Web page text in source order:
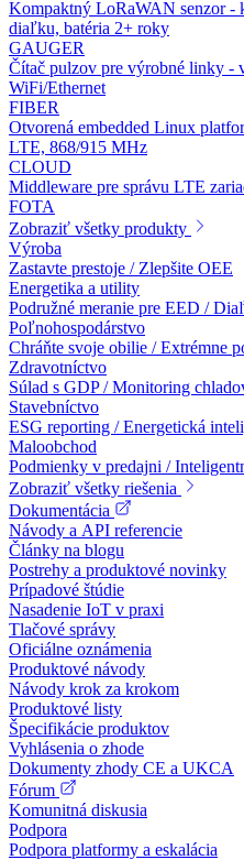
Kompaktný LoRaWAN senzor -
diaľku, batéria 2+ roky
GAUGER
Čítač pulzov pre výrobné linky -
WiFi/Ethernet
FIBER
Otvorená embedded Linux
LTE, 868/915 MHz
CLOUD
Middleware pre správu LTE
FOTA
Zobraziť všetky produkty
Výroba
Zastavte prestoje / Zlepšite OEE
Energetika a utility
Podružné meranie pre EED /
Poľnohospodárstvo
Chráňte svoje obilie / Extrémne
Zdravotníctvo
Súlad s GDP / Monitoring
Stavebníctvo
ESG reporting / Energetická
Maloobchod
Podmienky v predajni /
Zobraziť všetky riešenia
Dokumentácia
Návody a API referencie
Články na blogu
Postrehy a produktové novinky
Prípadové štúdie
Nasadenie IoT v praxi
Tlačové správy
Oficiálne oznámenia
Produktové návody
Návody krok za krokom
Produktové listy
Špecifikácie produktov
Vyhlásenia o zhode
Dokumenty zhody CE a UKCA
Fórum
Komunitná diskusia
Podpora
Podpora platformy a eskalácia